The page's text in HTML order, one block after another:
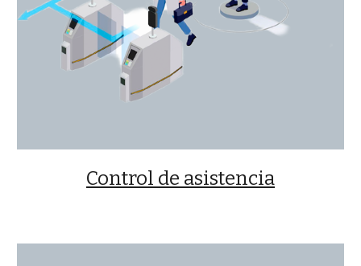
Control de asistencia